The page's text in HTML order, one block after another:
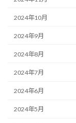
2024年10月
2024年9月
2024年8月
2024年7月
2024年6月
2024年5月